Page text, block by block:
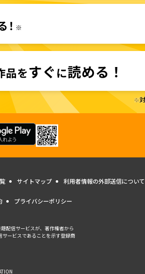
サイトマップ 利用者情報の外部送信について
プライバシーポリシー
配信サービスが、著作権者から
ービスであることを示す登録商